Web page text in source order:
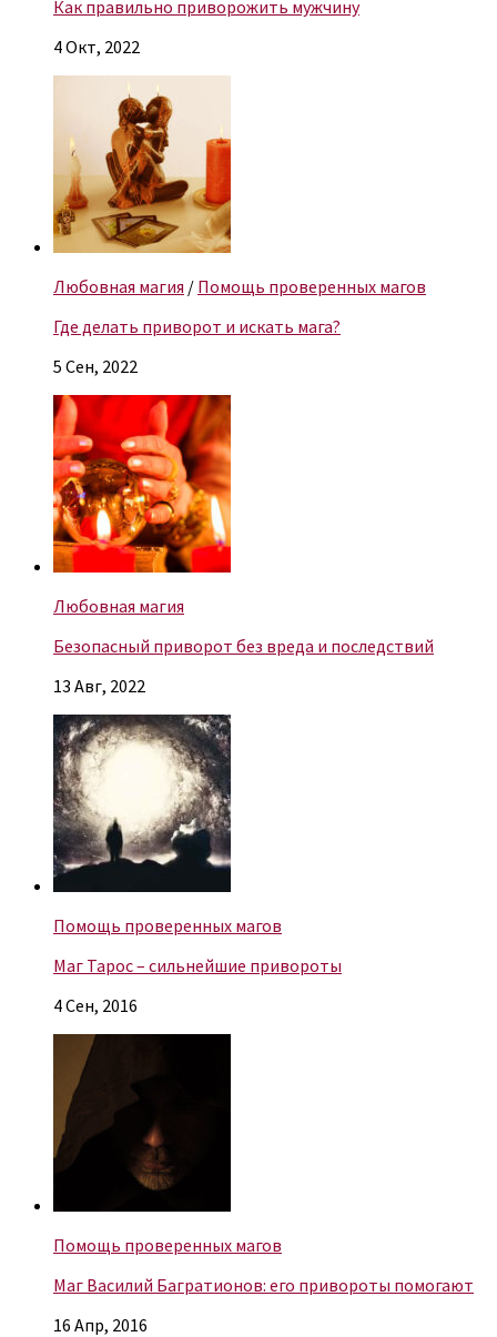
Как правильно приворожить мужчину
4 Окт, 2022
Любовная магия / Помощь проверенных магов
Где делать приворот и искать мага?
5 Сен, 2022
Любовная магия
Безопасный приворот без вреда и последствий
13 Авг, 2022
Помощь проверенных магов
Маг Тарос – сильнейшие привороты
4 Сен, 2016
Помощь проверенных магов
Маг Василий Багратионов: его привороты помогают
16 Апр, 2016